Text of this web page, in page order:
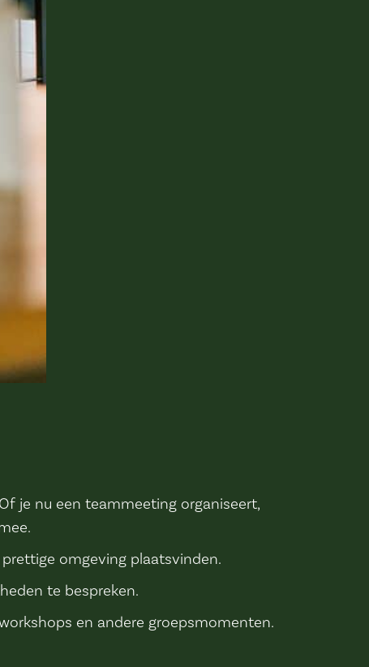
je nu een teammeeting organiseert,
omgeving plaatsvinden.
te bespreken.
en andere groepsmomenten.